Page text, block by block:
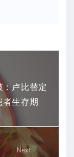
卢比替定
者生存期
Next